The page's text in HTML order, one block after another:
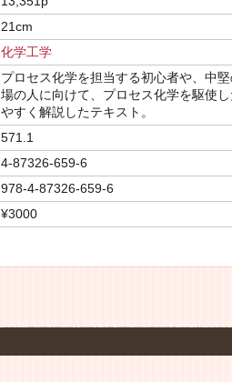
21cm
化学工学
プロセス化学を担当する初心者や、中
場の人に向けて、プロセス化学を駆使
やすく解説したテキスト。
571.1
4-87326-659-6
978-4-87326-659-6
¥3000